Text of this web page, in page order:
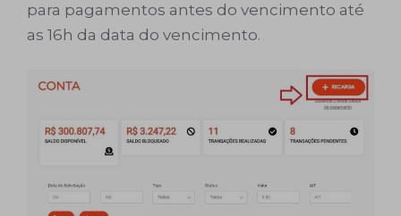
para pagamentos antes do vencimento até
as 16h da data do vencimento.